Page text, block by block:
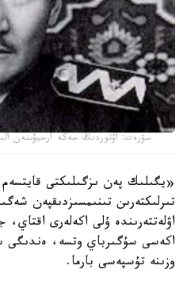
سۋرەت: اۆتوردىڭ جەكە ارحيۆىنەن
«يگىلىك پەن ىزگىلىكتى قايتسەم
تىرلىكتەرىن تىنىمسىزدىقپەن
اۋلەتتەرىندە ۇلى اكەلەرى
اكەسى سۇگىرباي وتسە، ەندىگى
وزىنە تۇسپەسى بارما.